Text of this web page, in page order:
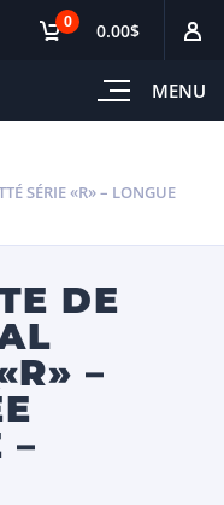
MENU
0 0.00$
SÉRIE «R» – LONGUE
DE
–
–